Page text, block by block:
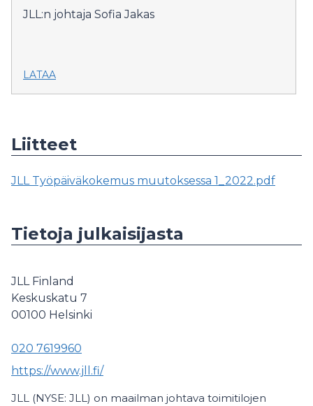
JLL:n johtaja Sofia Jakas
LATAA
Liitteet
JLL Työpäiväkokemus muutoksessa 1_2022.pdf
Tietoja julkaisijasta
JLL Finland
Keskuskatu 7
00100 Helsinki
020 7619960
https://www.jll.fi/
JLL (NYSE: JLL) on maailman johtava toimitilojen